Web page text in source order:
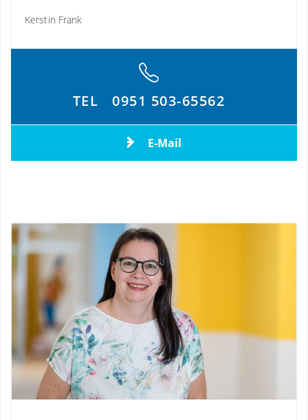
Kerstin Frank
TEL 0951 503-65562
E-Mail